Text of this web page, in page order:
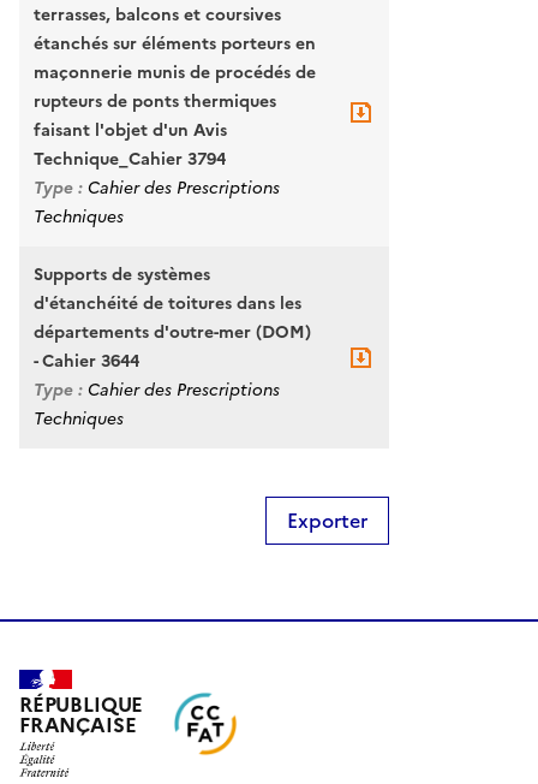
terrasses, balcons et coursives
étanchés sur éléments porteurs en
maçonnerie munis de procédés de
rupteurs de ponts thermiques
faisant l'objet d'un Avis
Technique_Cahier 3794
Type :Cahier des Prescriptions
Techniques
Supports de systèmes
d'étanchéité de toitures dans les
départements d'outre-mer (DOM)
- Cahier 3644
Type :Cahier des Prescriptions
Techniques
Exporter
RÉPUBLIQUE
FRANÇAISE